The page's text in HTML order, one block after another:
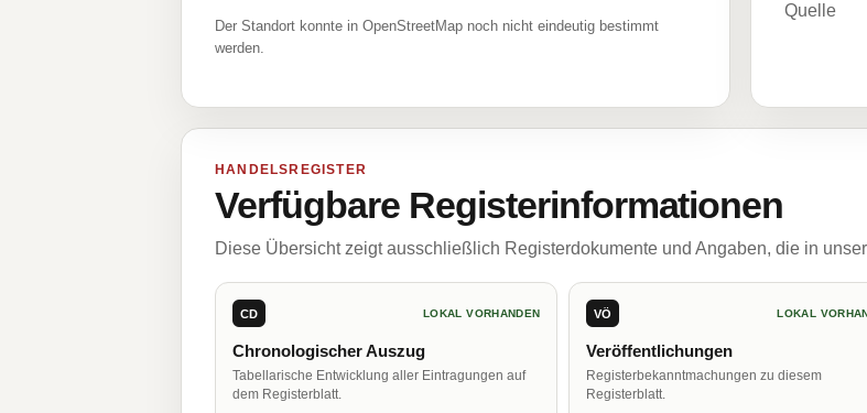
Der Standort konnte in OpenStreetMap noch nicht eindeutig bestimmt
werden.
Quelle
HANDELSREGISTER
Verfügbare Registerinformationen
Diese Übersicht zeigt ausschließlich Registerdokumente und Angaben, die in
CD LOKAL VORHANDEN
Chronologischer Auszug
Tabellarische Entwicklung aller Eintragungen auf
dem Registerblatt.
VÖ LOKAL
Veröffentlichungen
Registerbekanntmachungen zu diesem
Registerblatt.